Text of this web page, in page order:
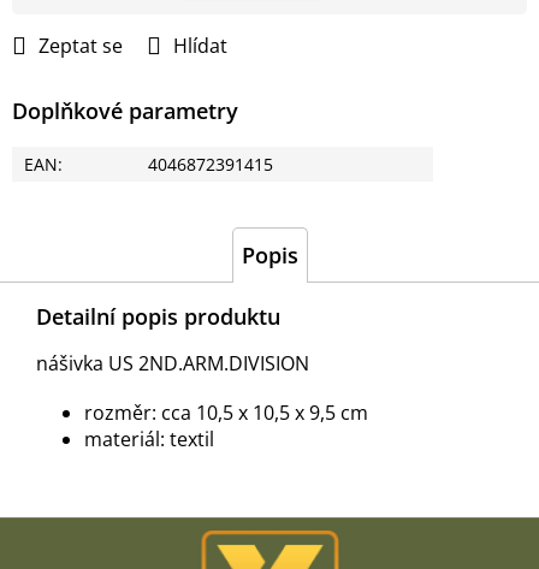
Zeptat se Hlídat
Doplňkové parametry
EAN: 4046872391415
Popis
Detailní popis produktu
nášivka US 2ND.ARM.DIVISION
rozměr: cca 10,5 x 10,5 x 9,5 cm
materiál: textil
Z